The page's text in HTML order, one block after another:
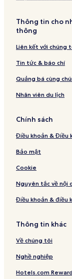
Thông tin cho
thông
Liên kết với chúng
Tin tức & báo chí
Quảng bá cùng
Nhân viên du lịch
Chính sách
Điều khoản & Điều
Bảo mật
Cookie
Nguyên tắc về nội
Điều khoản & điều
Thông tin khác
Về chúng tôi
Nghề nghiệp
Hotels.com